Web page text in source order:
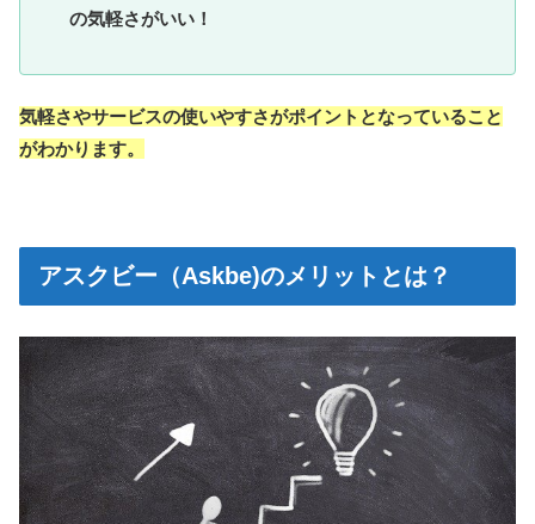
の気軽さがいい！
気軽さやサービスの使いやすさがポイントとなっていること
がわかります。
アスクビー（Askbe)のメリットとは？